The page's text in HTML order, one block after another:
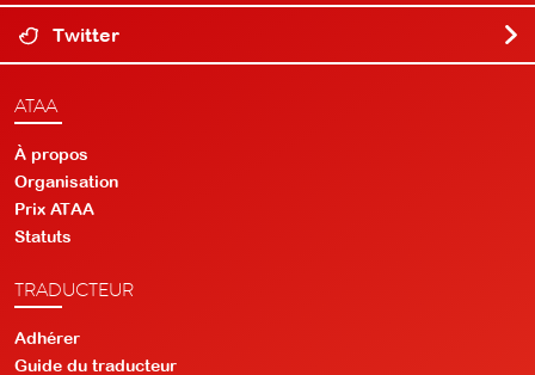
Twitter
ATAA
À propos
Organisation
Prix ATAA
Statuts
TRADUCTEUR
Adhérer
Guide du traducteur